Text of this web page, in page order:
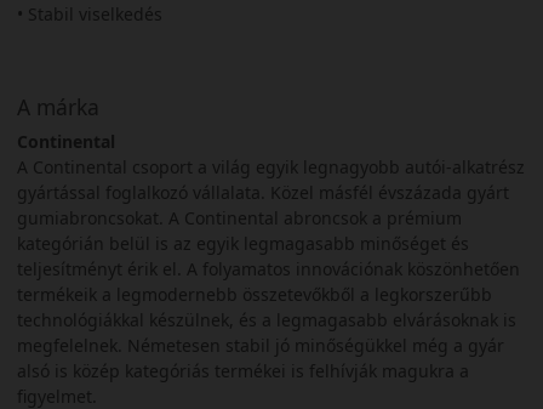
• Stabil viselkedés
A márka
Continental
A Continental csoport a világ egyik legnagyobb autói-alkatrész
gyártással foglalkozó vállalata. Közel másfél évszázada gyárt
gumiabroncsokat. A Continental abroncsok a prémium
kategórián belül is az egyik legmagasabb minőséget és
teljesítményt érik el. A folyamatos innovációnak köszönhetően
termékeik a legmodernebb összetevőkből a legkorszerűbb
technológiákkal készülnek, és a legmagasabb elvárásoknak is
megfelelnek. Németesen stabil jó minőségükkel még a gyár
alsó is közép kategóriás termékei is felhívják magukra a
figyelmet.